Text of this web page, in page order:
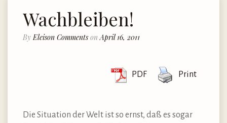
Wachbleiben!
By Eleison Comments on April 16, 2011
PDF Print
Die Situation der Welt ist so ernst, daß es sogar